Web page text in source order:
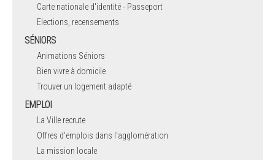
Carte nationale d'identité - Passeport
Elections, recensements
SÉNIORS
Animations Séniors
Bien vivre à domicile
Trouver un logement adapté
EMPLOI
La Ville recrute
Offres d'emplois dans l'agglomération
La mission locale